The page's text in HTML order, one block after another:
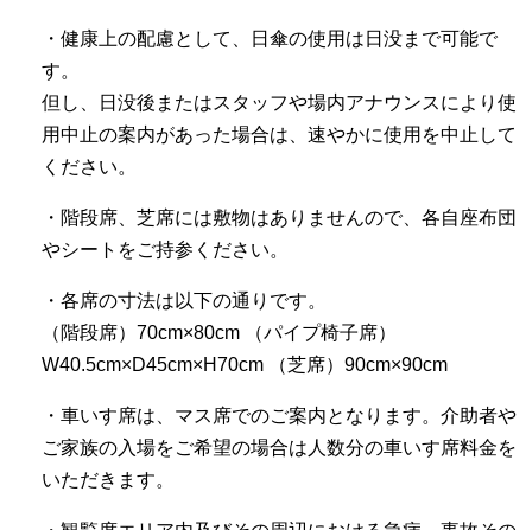
・健康上の配慮として、日傘の使用は日没まで可能で
す。
但し、日没後またはスタッフや場内アナウンスにより使
用中止の案内があった場合は、速やかに使用を中止して
ください。
・階段席、芝席には敷物はありませんので、各自座布団
やシートをご持参ください。
・各席の寸法は以下の通りです。
（階段席）70cm×80cm （パイプ椅子席）
W40.5cm×D45cm×H70cm （芝席）90cm×90cm
・車いす席は、マス席でのご案内となります。介助者や
ご家族の入場をご希望の場合は人数分の車いす席料金を
いただきます。